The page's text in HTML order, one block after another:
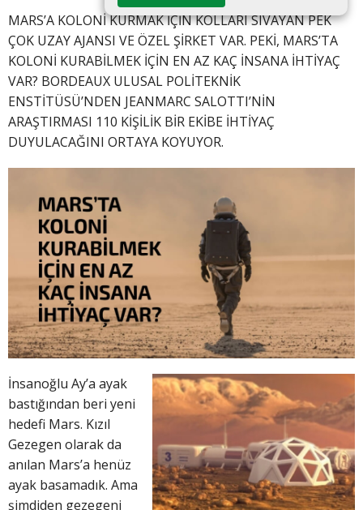
MARS’A KOLONİ KURMAK İÇİN KOLLARI SIVAYAN PEK
ÇOK UZAY AJANSI VE ÖZEL ŞİRKET VAR. PEKİ, MARS’TA
KOLONİ KURABİLMEK İÇİN EN AZ KAÇ İNSANA İHTİYAÇ
VAR? BORDEAUX ULUSAL POLİTEKNİK
ENSTİTÜSÜ’NDEN JEANMARC SALOTTI’NİN
ARAŞTIRMASI 110 KİŞİLİK BİR EKİBE İHTİYAÇ
DUYULACAĞINI ORTAYA KOYUYOR.
İnsanoğlu Ay’a ayak
bastığından beri yeni
hedefi Mars. Kızıl
Gezegen olarak da
anılan Mars’a henüz
ayak basamadık. Ama
şimdiden gezegeni